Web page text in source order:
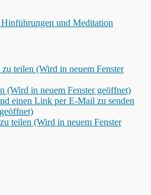
und Meditation
teilen (Wird in neuem Fenster
(Wird in neuem Fenster geöffnet)
einen Link per E-Mail zu senden
teilen (Wird in neuem Fenster